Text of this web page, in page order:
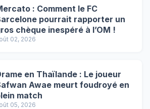
: Comment le FC
pourrait rapporter un
chèque inespéré à l’OM !
02, 2026
en Thaïlande : Le joueur
Awae meurt foudroyé en
match
05, 2026